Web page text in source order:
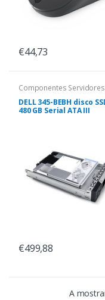
€44,73
Componentes Servidores
DELL 345-BEBH disco
480 GB Serial ATA III
€499,88
A